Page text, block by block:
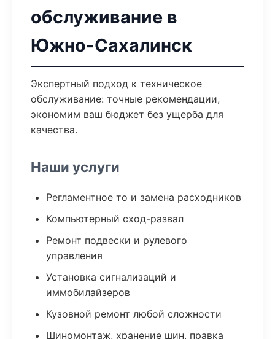
обслуживание в
Южно-Сахалинск
Экспертный подход к техническое
обслуживание: точные рекомендации,
экономим ваш бюджет без ущерба для
качества.
Наши услуги
Регламентное то и замена расходников
Компьютерный сход-развал
Ремонт подвески и рулевого
управления
Установка сигнализаций и
иммобилайзеров
Кузовной ремонт любой сложности
Шиномонтаж, хранение шин, правка